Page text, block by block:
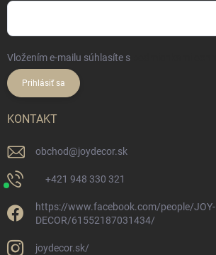
Vložením e-mailu súhlasíte s
Prihlásiť sa
KONTAKT
obchod@joydecor.sk
+421 948 330 321
https://www.facebook.com/people/JOY-
DECOR/61552187031434/
joydecor.sk/